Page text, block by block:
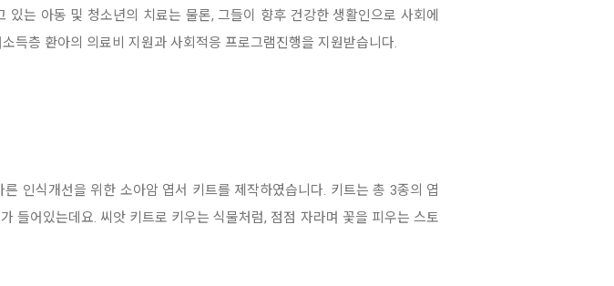
는 아동 및 청소년의 치료는 물론, 그들이 향후 건강한 생활인으로 사회에
득층 환아의 의료비 지원과 사회적응 프로그램진행을 지원받습니다.
인식개선을 위한 소아암 엽서 키트를 제작하였습니다. 키트는 총 3종의 엽
들어있는데요. 씨앗 키트로 키우는 식물처럼, 점점 자라며 꽃을 피우는 스토